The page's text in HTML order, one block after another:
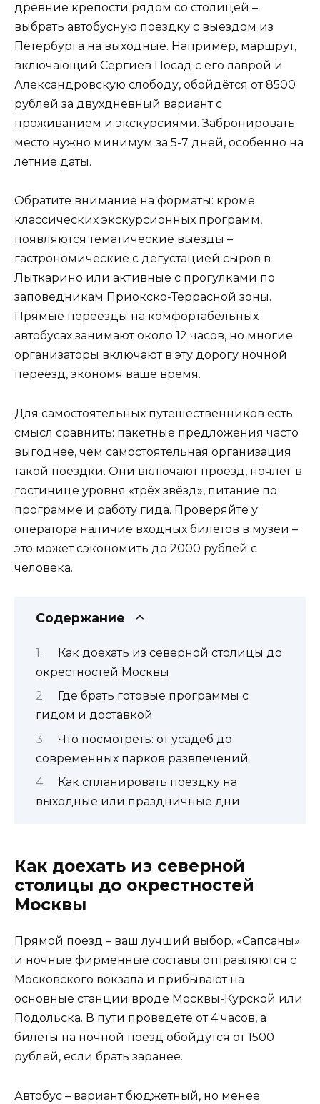
древние крепости рядом со столицей –
выбрать автобусную поездку с выездом из
Петербурга на выходные. Например, маршрут,
включающий Сергиев Посад с его лаврой и
Александровскую слободу, обойдётся от 8500
рублей за двухдневный вариант с
проживанием и экскурсиями. Забронировать
место нужно минимум за 5-7 дней, особенно на
летние даты.
Обратите внимание на форматы: кроме
классических экскурсионных программ,
появляются тематические выезды –
гастрономические с дегустацией сыров в
Лыткарино или активные с прогулками по
заповедникам Приокско-Террасной зоны.
Прямые переезды на комфортабельных
автобусах занимают около 12 часов, но многие
организаторы включают в эту дорогу ночной
переезд, экономя ваше время.
Для самостоятельных путешественников есть
смысл сравнить: пакетные предложения часто
выгоднее, чем самостоятельная организация
такой поездки. Они включают проезд, ночлег в
гостинице уровня «трёх звёзд», питание по
программе и работу гида. Проверяйте у
оператора наличие входных билетов в музеи –
это может сэкономить до 2000 рублей с
человека.
Содержание
Как доехать из северной столицы до
окрестностей Москвы
Где брать готовые программы с
гидом и доставкой
Что посмотреть: от усадеб до
современных парков развлечений
Как спланировать поездку на
выходные или праздничные дни
Как доехать из северной
столицы до окрестностей
Москвы
Прямой поезд – ваш лучший выбор. «Сапсаны»
и ночные фирменные составы отправляются с
Московского вокзала и прибывают на
основные станции вроде Москвы-Курской или
Подольска. В пути проведете от 4 часов, а
билеты на ночной поезд обойдутся от 1500
рублей, если брать заранее.
Автобус – вариант бюджетный, но менее